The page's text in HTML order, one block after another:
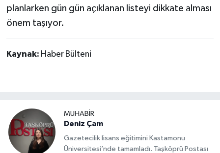
planlarken gün gün açıklanan listeyi dikkate alması
önem taşıyor.
Kaynak: Haber Bülteni
MUHABİR
Deniz Çam
Gazetecilik lisans eğitimini Kastamonu
Üniversitesi’nde tamamladı. Taşköprü Postası